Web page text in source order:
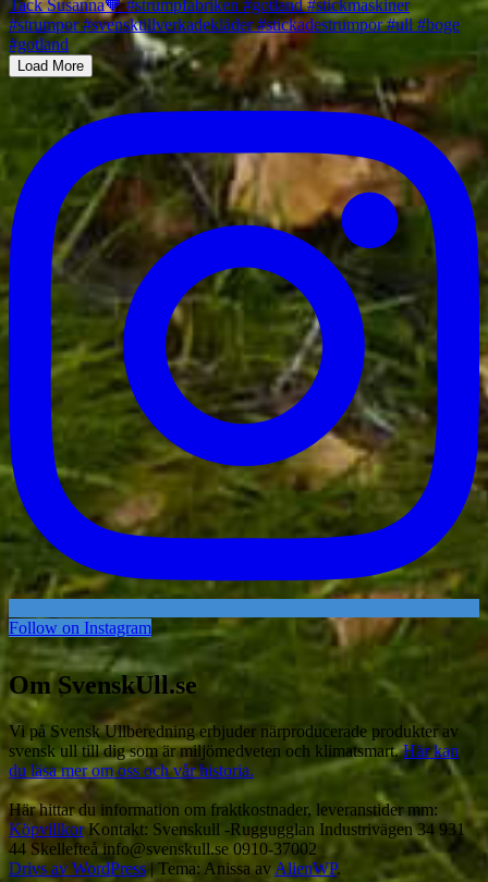
Load More
Follow on Instagram
Om SvenskUll.se
Vi på Svensk Ullberedning erbjuder närproducerade produkter av
svensk ull till dig som är miljömedveten och klimatsmart.Här kan
du läsa mer om oss och vår historia.
Här hittar du information om fraktkostnader, leveranstider mm:
KöpvillkorKontakt: Svenskull -Ruggugglan Industrivägen 34 931
44 Skellefteå info@svenskull.se 0910-37002
Drivs av WordPress | Tema: Anissa av AlienWP.